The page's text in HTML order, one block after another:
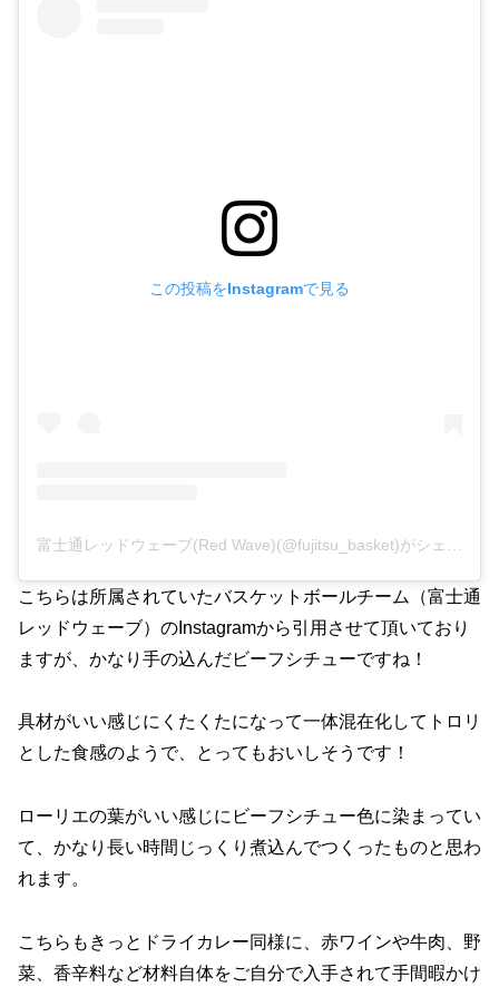
この投稿をInstagramで見る
こちらは所属されていたバスケットボールチーム（富士通
レッドウェーブ）のInstagramから引用させて頂いており
ますが、かなり手の込んだビーフシチューですね！
具材がいい感じにくたくたになって一体混在化してトロリ
とした食感のようで、とってもおいしそうです！
ローリエの葉がいい感じにビーフシチュー色に染まってい
て、かなり長い時間じっくり煮込んでつくったものと思わ
れます。
こちらもきっとドライカレー同様に、赤ワインや牛肉、野
菜、香辛料など材料自体をご自分で入手されて手間暇かけ